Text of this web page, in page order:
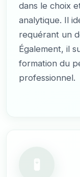
dans le choix
analytique. Il
requérant un
Également, il
formation du
professionnel.